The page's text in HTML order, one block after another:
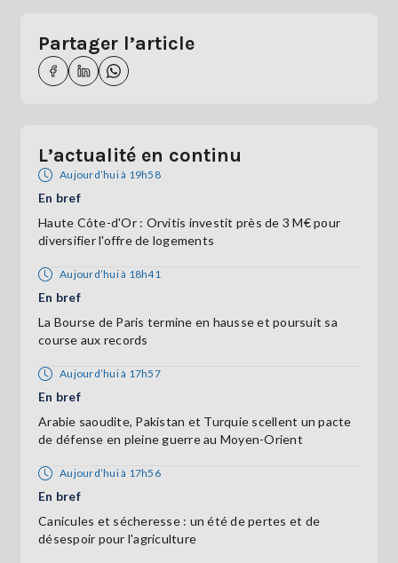
Partager l’article
L’actualité en continu
Aujourd’hui à 19h58
En bref
Haute Côte-d'Or : Orvitis investit près de 3 M€ pour
diversifier l'offre de logements
Aujourd’hui à 18h41
En bref
La Bourse de Paris termine en hausse et poursuit sa
course aux records
Aujourd’hui à 17h57
En bref
Arabie saoudite, Pakistan et Turquie scellent un pacte
de défense en pleine guerre au Moyen-Orient
Aujourd’hui à 17h56
En bref
Canicules et sécheresse : un été de pertes et de
désespoir pour l'agriculture